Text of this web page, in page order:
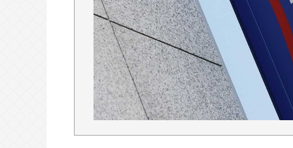
Powered by livedoor 相互RSS